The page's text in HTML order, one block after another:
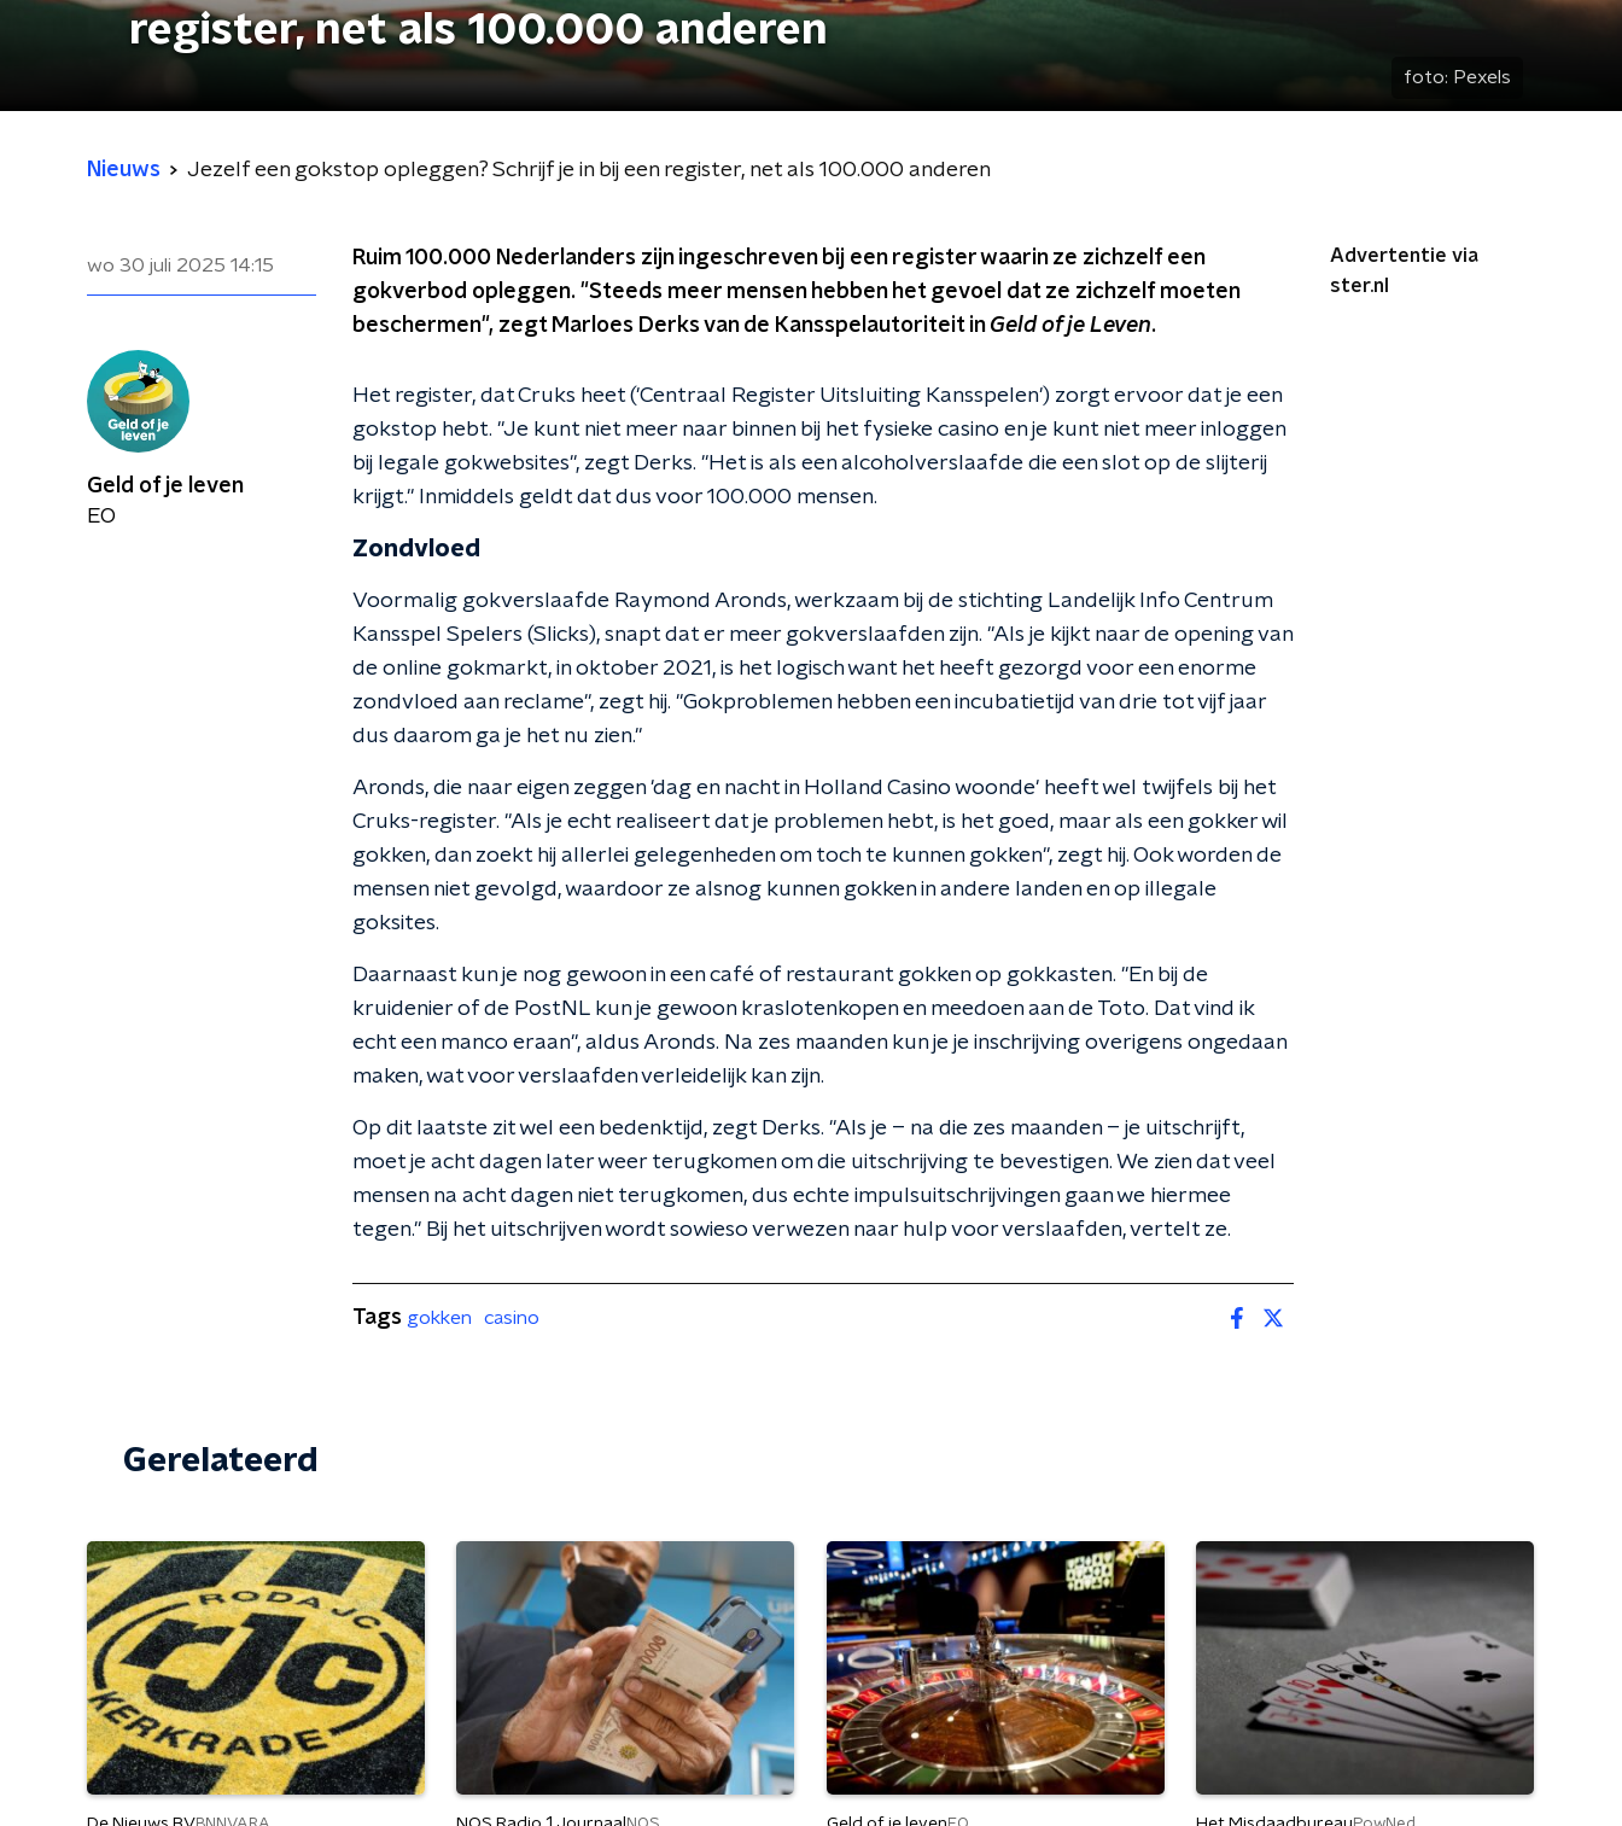
register, net als 100.000 anderen
foto: Pexels
Nieuws Jezelf een gokstop opleggen? Schrijf je in bij een register, net als 100.000 anderen
wo 30 juli 2025 14:15
Ruim 100.000 Nederlanders zijn ingeschreven bij een register waarin ze zichzelf een
gokverbod opleggen. "Steeds meer mensen hebben het gevoel dat ze zichzelf moeten
beschermen", zegt Marloes Derks van de Kansspelautoriteit in Geld of je Leven.
Het register, dat Cruks heet ('Centraal Register Uitsluiting Kansspelen') zorgt ervoor dat je een
gokstop hebt. "Je kunt niet meer naar binnen bij het fysieke casino en je kunt niet meer inloggen
bij legale gokwebsites", zegt Derks. "Het is als een alcoholverslaafde die een slot op de slijterij
krijgt." Inmiddels geldt dat dus voor 100.000 mensen.
Zondvloed
Voormalig gokverslaafde Raymond Aronds, werkzaam bij de stichting Landelijk Info Centrum
Kansspel Spelers (Slicks), snapt dat er meer gokverslaafden zijn. "Als je kijkt naar de opening van
de online gokmarkt, in oktober 2021, is het logisch want het heeft gezorgd voor een enorme
zondvloed aan reclame", zegt hij. "Gokproblemen hebben een incubatietijd van drie tot vijf jaar
dus daarom ga je het nu zien."
Aronds, die naar eigen zeggen 'dag en nacht in Holland Casino woonde' heeft wel twijfels bij het
Cruks-register. "Als je echt realiseert dat je problemen hebt, is het goed, maar als een gokker wil
gokken, dan zoekt hij allerlei gelegenheden om toch te kunnen gokken", zegt hij. Ook worden de
mensen niet gevolgd, waardoor ze alsnog kunnen gokken in andere landen en op illegale
goksites.
Daarnaast kun je nog gewoon in een café of restaurant gokken op gokkasten. "En bij de
kruidenier of de PostNL kun je gewoon kraslotenkopen en meedoen aan de Toto. Dat vind ik
echt een manco eraan", aldus Aronds. Na zes maanden kun je je inschrijving overigens ongedaan
maken, wat voor verslaafden verleidelijk kan zijn.
Op dit laatste zit wel een bedenktijd, zegt Derks. "Als je – na die zes maanden – je uitschrijft,
moet je acht dagen later weer terugkomen om die uitschrijving te bevestigen. We zien dat veel
mensen na acht dagen niet terugkomen, dus echte impulsuitschrijvingen gaan we hiermee
tegen." Bij het uitschrijven wordt sowieso verwezen naar hulp voor verslaafden, vertelt ze.
Advertentie via
ster.nl
Geld of je leven
EO
Tags gokken casino
Gerelateerd